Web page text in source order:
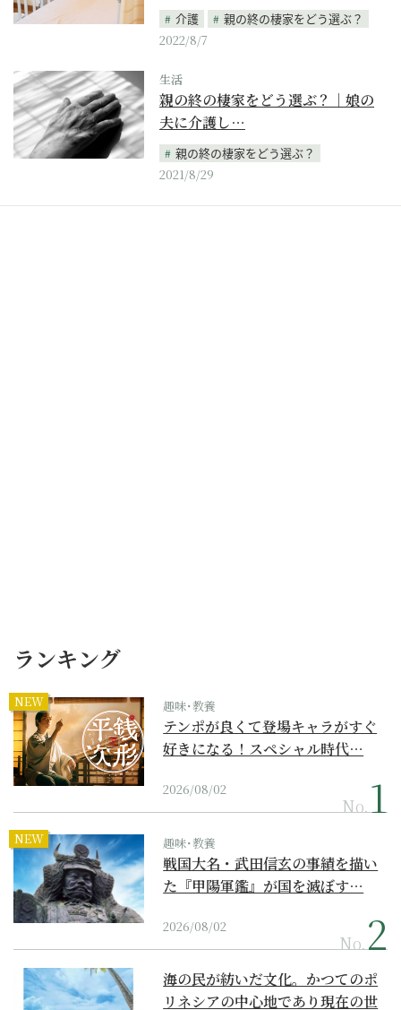
介護
親の終の棲家をどう選ぶ？
2022/8/7
生活
親の終の棲家をどう選ぶ？｜娘の
夫に介護し…
親の終の棲家をどう選ぶ？
2021/8/29
ランキング
NEW 趣味･教養
テンポが良くて登場キャラがすぐ
好きになる！スペシャル時代…
2026/08/02
No.
NEW 趣味･教養
戦国大名・武田信玄の事績を描い
た『甲陽軍鑑』が国を滅ぼす…
2026/08/02
No.
海の民が紡いだ文化。かつてのポ
リネシアの中心地であり現在の世